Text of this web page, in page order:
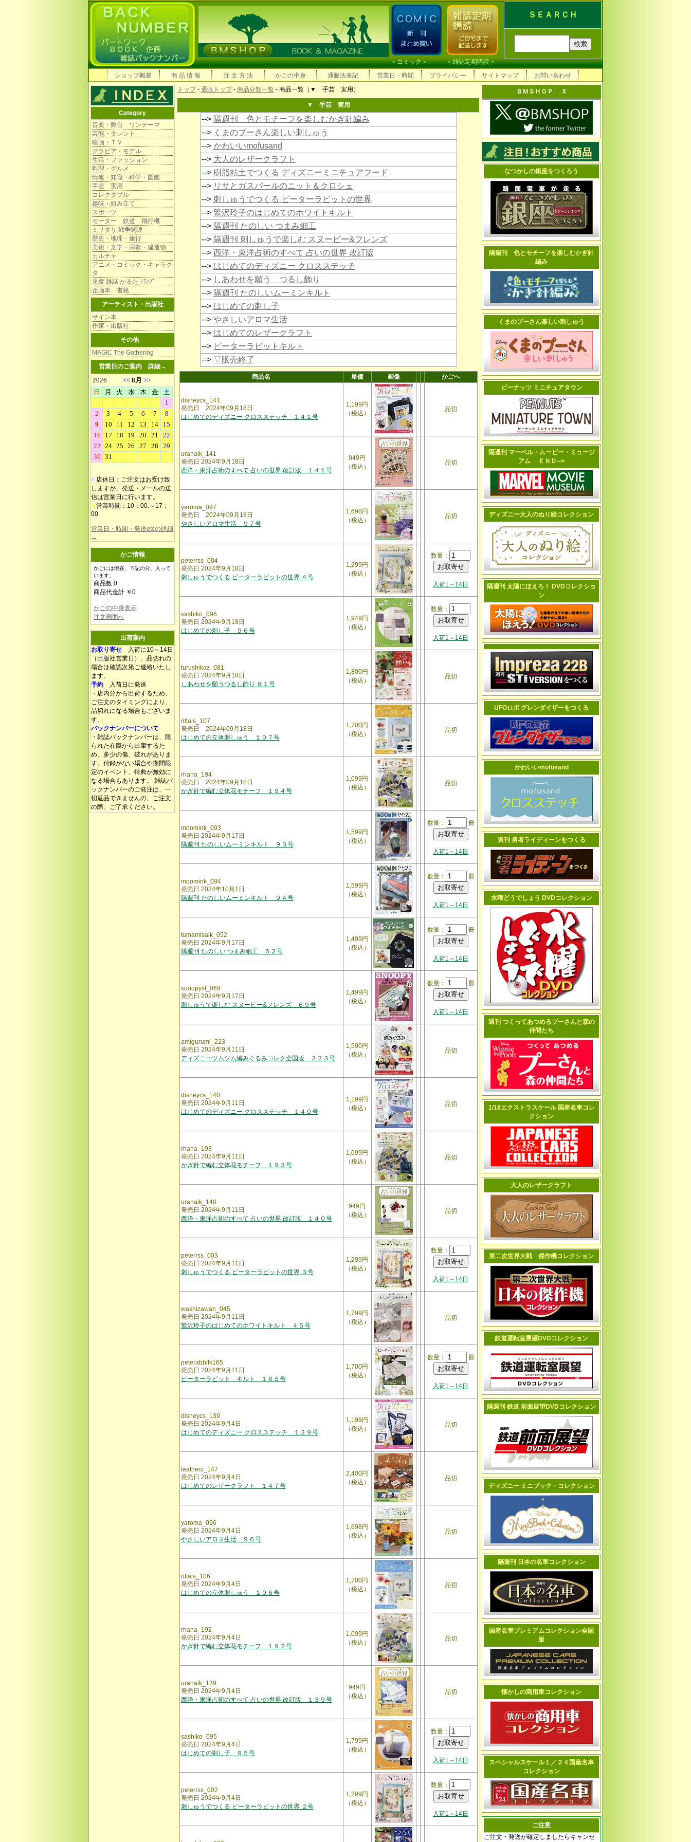
ＳＥＡＲＣＨ
＜コミック＞ ＜雑誌定期購読＞
ショップ概要
商 品 情 報 注 文 方 法 かごの中身 通販法表記 営業日・時間 プライバシー サイトマップ お問い合わせ
Category
音楽・舞台 ワンテーマ
芸能・タレント
映画・ＴＶ
グラビア・モデル
生活・ファッション
料理・グルメ
情報・知識・科学・図鑑
手芸 実用
コレクタブル
趣味・組み立て
スポーツ
モーター 鉄道 飛行機
ミリタリ 戦争関連
歴史・地理・旅行
美術・文学・宗教・建造物
カルチャ
アニメ・コミック・キャラク
タ
児童 雑誌 かるた ﾄﾗﾝﾌﾟ
企画本 書籍
アーティスト・出版社
サイン本
作家・出版社
その他
MAGIC The Gathering
営業日のご案内 詳細→
■ 店休日：ご注文はお受け致
しますが、発送・メールの送
信は営業日に行います。
■ 営業時間：10：00.～17：
00
営業日・時間・発送etcの詳細
→
かご情報
かごには現在、下記の分、入って
います。
商品数 0
商品代金計 ￥0
かごの中身表示
注文画面へ
出荷案内
お取り寄せ 入荷に10～14日
（出版社営業日）。品切れの
場合は確認次第ご連絡いたし
ます。
予約 入荷日に発送
・店内分から出荷するため、
ご注文のタイミングにより、
品切れになる場合もございま
す。
バックナンバーについて
・雑誌バックナンバーは、限
られた在庫から出庫するた
め、多少の傷、破れがありま
す。付録がない場合や期間限
定のイベント、特典が無効に
なる場合もあります。 雑誌バ
ックナンバーのご発注は、一
切返品できませんの、ご注文
の際、ご了承ください。
トップ- 通販トップ- 商品分類一覧 - 商品一覧（▼ 手芸 実用）
▼ 手芸 実用
--> 隔週刊 色とモチーフを楽しむかぎ針編み
--> くまのプーさん楽しい刺しゅう
--> かわいいmofusand
--> 大人のレザークラフト
--> 樹脂粘土でつくる ディズニーミニチュアフード
--> リサとガスパールのニット＆クロシェ
--> 刺しゅうでつくる ピーターラビットの世界
--> 鷲沢玲子のはじめてのホワイトキルト
--> 隔週刊 たのしい つまみ細工
--> 隔週刊 刺しゅうで楽しむ スヌーピー&フレンズ
--> 西洋・東洋占術のすべて 占いの世界 改訂版
--> はじめてのディズニー クロスステッチ
--> しあわせを願う つるし飾り
--> 隔週刊 たのしいムーミンキルト
--> はじめての刺し子
--> やさしいアロマ生活
--> はじめてのレザークラフト
--> ピーターラビットキルト
--> ▽販売終了
商品名 単価 画像 かごへ
disneycs_141
発売日 2024年09月18日
はじめてのディズニー クロスステッチ １４１号
1,199円
（税込）
品切
uranaik_141
発売日 2024年9月18日
西洋・東洋占術のすべて 占いの世界 改訂版 １４１号
949円
（税込）
品切
yaroma_097
発売日 2024年09月18日
やさしいアロマ生活 ９７号
1,698円
（税込）
品切
peterrss_004
発売日 2024年9月18日
刺しゅうでつくる ピーターラビットの世界 ４号
1,299円
（税込）
数量：
入荷1～14日
sashiko_096
発売日 2024年9月18日
はじめての刺し子 ９６号
1,949円
（税込）
数量：
入荷1～14日
turushikaz_081
発売日 2024年9月18日
しあわせを願うつるし飾り ８１号
1,800円
（税込）
品切
rittais_107
発売日 2024年09月18日
はじめての立体刺しゅう １０７号
1,700円
（税込）
品切
rhana_194
発売日 2024年09月18日
かぎ針で編む立体花モチーフ １９４号
1,099円
（税込）
品切
moomink_093
発売日 2024年9月17日
隔週刊 たのしいムーミンキルト ９３号
1,599円
（税込）
数量： 冊
入荷1～14日
moomink_094
発売日 2024年10月1日
隔週刊 たのしいムーミンキルト ９４号
1,599円
（税込）
数量： 冊
入荷1～14日
tumamisaik_052
発売日 2024年9月17日
隔週刊 たのしい つまみ細工 ５２号
1,499円
（税込）
数量： 冊
入荷1～14日
suoopysf_069
発売日 2024年9月17日
刺しゅうで楽しむ スヌーピー&フレンズ ６９号
1,499円
（税込）
数量： 冊
入荷1～14日
amigurumi_223
発売日 2024年9月11日
ディズニーツムツム編みぐるみコレク全国版 ２２３号
1,590円
（税込）
品切
disneycs_140
発売日 2024年9月11日
はじめてのディズニー クロスステッチ １４０号
1,199円
（税込）
品切
rhana_193
発売日 2024年9月11日
かぎ針で編む立体花モチーフ １９３号
1,099円
（税込）
品切
uranaik_140
発売日 2024年9月11日
西洋・東洋占術のすべて 占いの世界 改訂版 １４０号
949円
（税込）
品切
peterrss_003
発売日 2024年9月11日
刺しゅうでつくる ピーターラビットの世界 ３号
1,299円
（税込）
数量：
入荷1～14日
washizawah_045
発売日 2024年9月11日
鷲沢玲子のはじめてのホワイトキルト ４５号
1,799円
（税込）
品切
peterabbitk165
発売日 2024年9月11日
ピーターラビット キルト １６５号
1,700円
（税込）
数量： 冊
入荷1～14日
disneycs_139
発売日 2024年9月4日
はじめてのディズニー クロスステッチ １３９号
1,199円
（税込）
品切
leatherc_147
発売日 2024年9月4日
はじめてのレザークラフト １４７号
2,400円
（税込）
品切
yaroma_096
発売日 2024年9月4日
やさしいアロマ生活 ９６号
1,698円
（税込）
品切
rittais_106
発売日 2024年9月4日
はじめての立体刺しゅう １０６号
1,700円
（税込）
品切
rhana_192
発売日 2024年9月4日
かぎ針で編む立体花モチーフ １９２号
1,099円
（税込）
品切
uranaik_139
発売日 2024年9月4日
西洋・東洋占術のすべて 占いの世界 改訂版 １３９号
949円
（税込）
品切
sashiko_095
発売日 2024年9月4日
はじめての刺し子 ９５号
1,799円
（税込）
数量：
入荷1～14日
peterrss_002
発売日 2024年9月4日
刺しゅうでつくる ピーターラビットの世界 ２号
1,299円
（税込）
数量：
入荷1～14日
ＢＭＳＨＯＰ Ｘ
なつかしの銀座をつくろう
隔週刊 色とモチーフを楽しむかぎ針
編み
くまのプーさん楽しい刺しゅう
ピーナッツ ミニチュアタウン
隔週刊 マーベル・ムービー・ミュージ
アム ＥＮＤ-->
ディズニー大人のぬり絵コレクション
隔週刊 太陽にほえろ！ DVDコレクショ
ン
UFOロボ グレンダイザーをつくる
かわいいmofusand
週刊 勇者ライディーンをつくる
水曜どうでしょう DVDコレクション
週刊 つくってあつめるプーさんと森の
仲間たち
1/18エクストラスケール 国産名車コレ
クション
大人のレザークラフト
第二次世界大戦 傑作機コレクション
鉄道運転室展望DVDコレクション
隔週刊 鉄道 前面展望DVDコレクション
ディズニー ミニブック・コレクション
隔週刊 日本の名車コレクション
国産名車プレミアムコレクション全国
版
懐かしの商用車コレクション
スペシャルスケール１／２４国産名車
コレクション
ご注意
ご注文・発送が確定しましたらキャンセ